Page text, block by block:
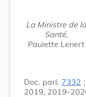
La Ministre de la
Santé,
Paulette Lenert
Doc. parl. 7332
2019, 2019-